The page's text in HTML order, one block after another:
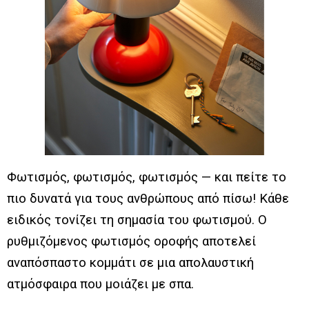
Φωτισμός, φωτισμός, φωτισμός — και πείτε το
πιο δυνατά για τους ανθρώπους από πίσω! Κάθε
ειδικός τονίζει τη σημασία του φωτισμού. Ο
ρυθμιζόμενος φωτισμός οροφής αποτελεί
αναπόσπαστο κομμάτι σε μια απολαυστική
ατμόσφαιρα που μοιάζει με σπα.